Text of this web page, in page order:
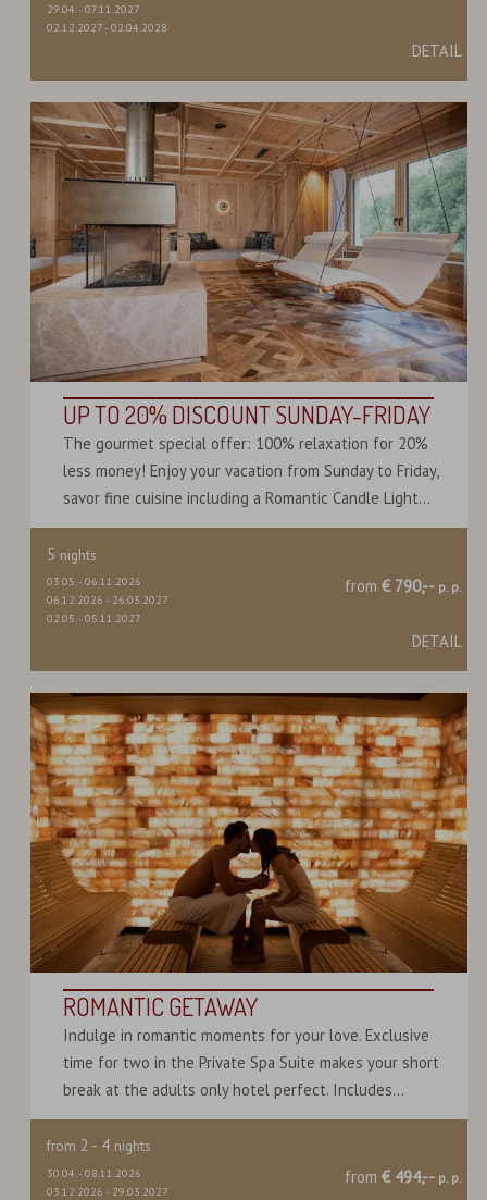
29.04.-07.11.2027
02.12.2027-02.04.2028
DETAIL
UP TO 20% DISCOUNT SUNDAY-FRIDAY
The gourmet special offer: 100% relaxation for 20%
less money! Enjoy your vacation from Sunday to Friday,
savor fine cuisine including a Romantic Candle Light...
5 nights
03.05.-06.11.2026
06.12.2026 - 26.03.2027
02.05.-05.11.2027
from € 790,-- p. p.
DETAIL
ROMANTIC GETAWAY
Indulge in romantic moments for your love. Exclusive
time for two in the Private Spa Suite makes your short
break at the adults only hotel perfect. Includes...
from 2 - 4 nights
30.04.-08.11.2026
03.12.2026 - 29.03.2027
from € 494,-- p. p.